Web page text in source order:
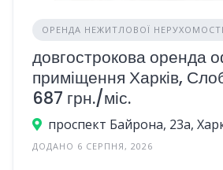
ОРЕНДА НЕЖИТЛОВОЇ НЕРУХОМОСТІ
довгострокова оренда
приміщення Харків,
687 грн./міс.
проспект Байрона, 23а,
ДОДАНО 6 СЕРПНЯ, 2026